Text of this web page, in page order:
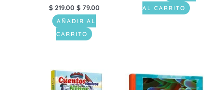
$219.00 $79.00
AÑADIR AL
CARRITO
AL CARRITO